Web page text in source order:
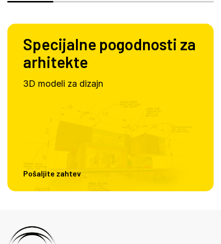
Specijalne pogodnosti za
arhitekte
3D modeli za dizajn
Pošaljite zahtev